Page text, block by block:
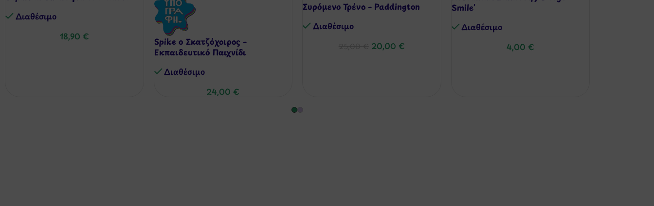
Διαθέσιμo
18,90 €
Spike ο Σκατζόχοιρος –
Εκπαιδευτικό Παιχνίδι
Διαθέσιμo
24,00€
Συρόμενο Τρένο – Paddington
Διαθέσιμo
20,00 €
Smile’
Διαθέσιμo
4,00 €